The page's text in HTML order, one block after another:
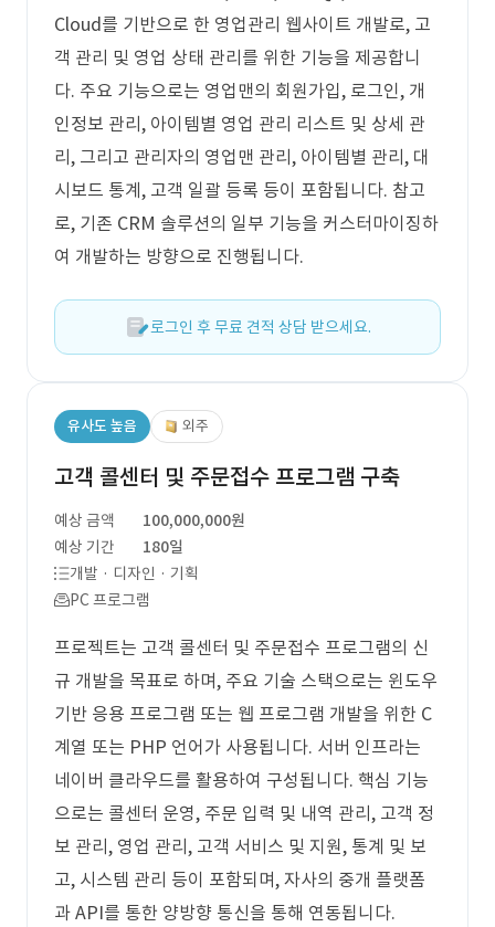
Cloud를 기반으로 한 영업관리 웹사이트 개발로, 고
객 관리 및 영업 상태 관리를 위한 기능을 제공합니
다. 주요 기능으로는 영업맨의 회원가입, 로그인, 개
인정보 관리, 아이템별 영업 관리 리스트 및 상세 관
리, 그리고 관리자의 영업맨 관리, 아이템별 관리, 대
시보드 통계, 고객 일괄 등록 등이 포함됩니다. 참고
로, 기존 CRM 솔루션의 일부 기능을 커스터마이징하
여 개발하는 방향으로 진행됩니다.
로그인 후 무료 견적 상담 받으세요.
유사도 높음 외주
고객 콜센터 및 주문접수 프로그램 구축
예상 금액
100,000,000원
예상 기간
180일
개발 · 디자인 · 기획
PC 프로그램
프로젝트는 고객 콜센터 및 주문접수 프로그램의 신
규 개발을 목표로 하며, 주요 기술 스택으로는 윈도우
기반 응용 프로그램 또는 웹 프로그램 개발을 위한 C
계열 또는 PHP 언어가 사용됩니다. 서버 인프라는
네이버 클라우드를 활용하여 구성됩니다. 핵심 기능
으로는 콜센터 운영, 주문 입력 및 내역 관리, 고객 정
보 관리, 영업 관리, 고객 서비스 및 지원, 통계 및 보
고, 시스템 관리 등이 포함되며, 자사의 중개 플랫폼
과 API를 통한 양방향 통신을 통해 연동됩니다.